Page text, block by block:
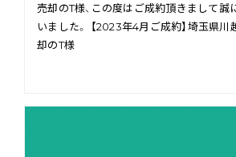
売却のT様、この度はご成約頂きまして誠
いました。 【2023年4月ご成約】埼玉県
却のT様